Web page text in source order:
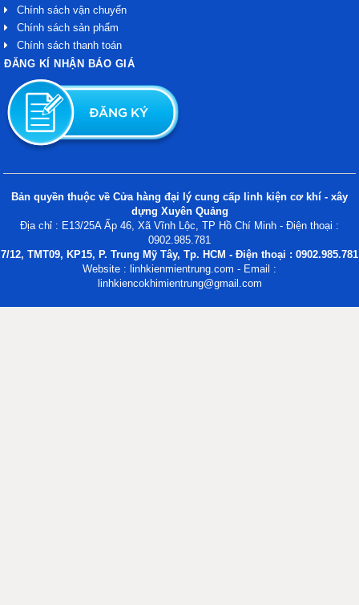
Chính sách vận chuyển
Chính sách sản phẩm
Chính sách thanh toán
ĐĂNG KÍ NHẬN BÁO GIÁ
Bản quyền thuộc về Cửa hàng đại lý cung cấp linh kiện cơ khí - xây
dựng Xuyên Quảng
Địa chỉ : E13/25A Ấp 46, Xã Vĩnh Lộc, TP Hồ Chí Minh - Điện thoại :
0902.985.781
7/12, TMT09, KP15, P. Trung Mỹ Tây, Tp. HCM - Điện thoại : 0902.985.781
Website : linhkienmientrung.com - Email :
linhkiencokhimientrung@gmail.com